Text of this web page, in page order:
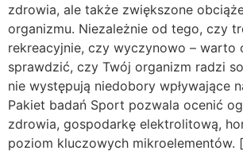
zdrowia, ale także zwiększone
organizmu. Niezależnie od tego, czy
rekreacyjnie, czy wyczynowo – warto
sprawdzić, czy Twój organizm radzi
nie występują niedobory wpływające
Pakiet badań Sport pozwala ocenić
zdrowia, gospodarkę elektrolitową,
poziom kluczowych mikroelementów.